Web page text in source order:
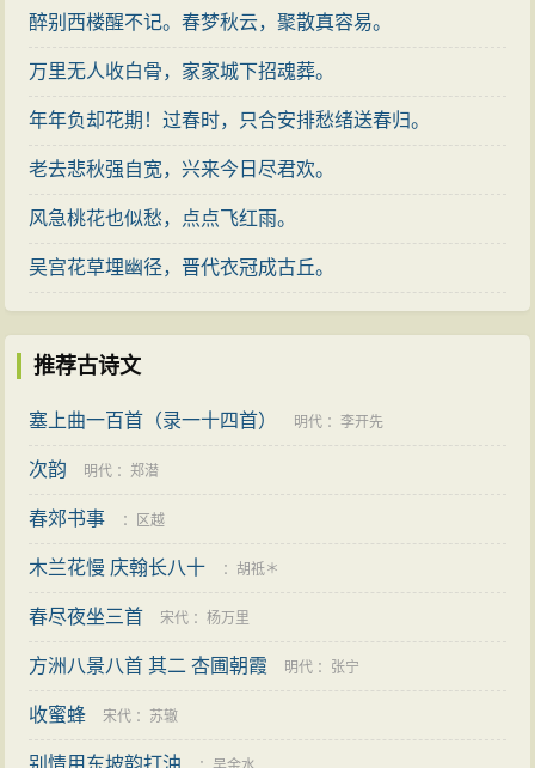
苦的感情终生以随，联想比前人深微复杂得多，形象的
底蕴也因此而丰富得多了。
以上四句着重揭示内心的感情活动，使难以言说的
念活动。上句写自己，次句想象对方。“云鬓改”，是说自
己因为痛苦的折磨，夜晚辗转不能成眠，以至于鬓发脱
落，容颜憔悴，亦即六朝诗人吴均所说“绿鬓愁中改，红
苦，并且是“但愁”——只为此而愁。这就生动地描写了纡
折婉曲的精神活动，而不再是单纯地叙述青春被痛苦所
次日为憔悴而愁，是为了爱情而希望长葆青春，总之，
为爱情而憔悴，而痛苦，而郁悒。这种昼夜廻环、缠绵
往复的感情，仍然表现着痛苦而执着的心曲。“夜吟”句是
也将夜不成寐，常常吟诗遣怀，但是愁怀深重，无从排
醉别西楼醒不记。春梦秋云，聚散真容易。
万里无人收白骨，家家城下招魂葬。
年年负却花期！过春时，只合安排愁绪送春归。
老去悲秋强自宽，兴来今日尽君欢。
风急桃花也似愁，点点飞红雨。
吴宫花草埋幽径，晋代衣冠成古丘。
推荐古诗文
塞上曲一百首（录一十四首） 明代 ：李开先
次韵 明代 ：郑潜
春郊书事 ： 区越
木兰花慢 庆翰长八十 ：胡祗＊
春尽夜坐三首 宋代 ：杨万里
方洲八景八首 其二 杏圃朝霞 明代 ： 张宁
收蜜蜂 宋代 ： 苏辙
别情用东坡韵打油